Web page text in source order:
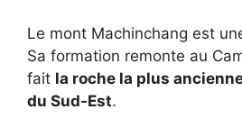
Le mont Machinchang est
Sa formation remonte au
fait la roche la plus
du Sud-Est.